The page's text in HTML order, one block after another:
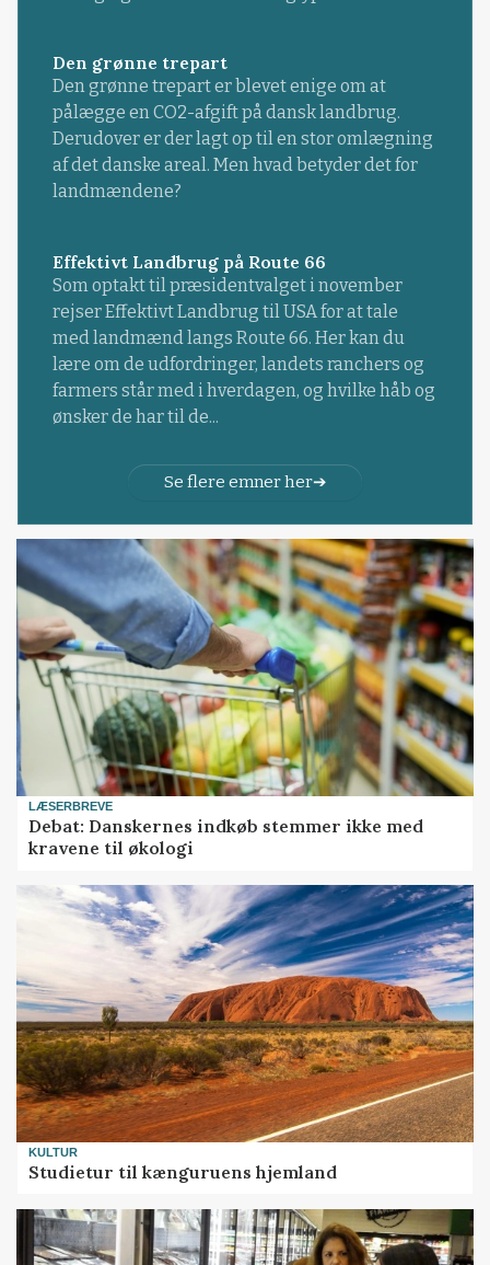
Den grønne trepart
Den grønne trepart er blevet enige om at
pålægge en CO2-afgift på dansk landbrug.
Derudover er der lagt op til en stor omlægning
af det danske areal. Men hvad betyder det for
landmændene?
Effektivt Landbrug på Route 66
Som optakt til præsidentvalget i november
rejser Effektivt Landbrug til USA for at tale
med landmænd langs Route 66. Her kan du
lære om de udfordringer, landets ranchers og
farmers står med i hverdagen, og hvilke håb og
ønsker de har til de...
Se flere emner her
LÆSERBREVE
Debat: Danskernes indkøb stemmer ikke med
kravene til økologi
KULTUR
Studietur til kænguruens hjemland